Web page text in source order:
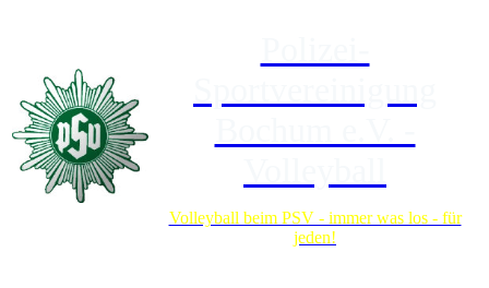
Volleyball beim PSV - immer was los - für
jeden!